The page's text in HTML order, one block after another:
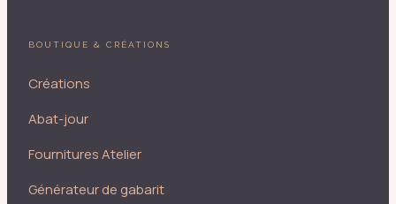
BOUTIQUE & CRÉATIONS
Créations
Abat-jour
Fournitures Atelier
Générateur de gabarit